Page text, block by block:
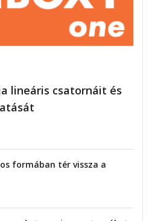
lineáris csatornáit és
formában tér vissza a